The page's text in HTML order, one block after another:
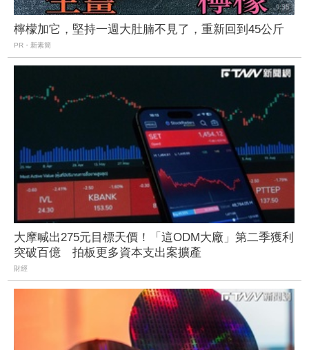
檸檬加它，堅持一週大肚腩不見了，重新回到45公斤
PR・新素簡
大摩喊出275元目標天價！「這ODM大廠」第二季獲利
突破百億 拍板更多資本支出案擴產
財經